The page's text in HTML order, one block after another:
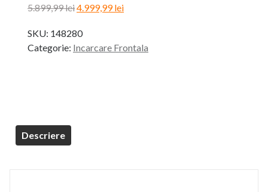
5.899,99leiPrețul
a
fost:
4.999,99leiPrețul
4.999,99 lei.
SKU: 148280
Categorie: Incarcare Frontala
Descriere